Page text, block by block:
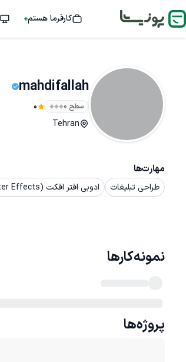
کارفرما هستم
mahdifallah
سطح ۰ 0
Tehran
مهارت‌ها
طراحی تبلیغات ادوبی افتر افکت (After Effects)
نمونه‌کارها
پروژه‌ها